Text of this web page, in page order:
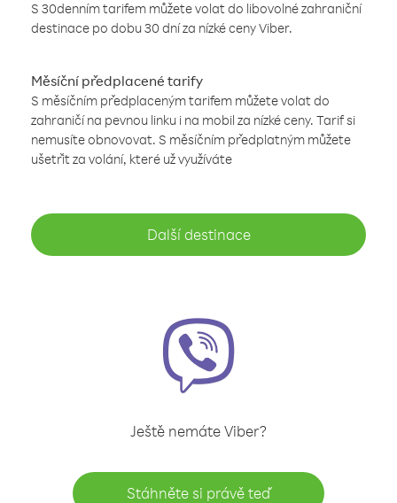
S 30denním tarifem můžete volat do libovolné zahraniční
destinace po dobu 30 dní za nízké ceny Viber.
Měsíční předplacené tarify
S měsíčním předplaceným tarifem můžete volat do
zahraničí na pevnou linku i na mobil za nízké ceny. Tarif si
nemusíte obnovovat. S měsíčním předplatným můžete
ušetřit za volání, které už využíváte
Další destinace
Ještě nemáte Viber?
Stáhněte si právě teď